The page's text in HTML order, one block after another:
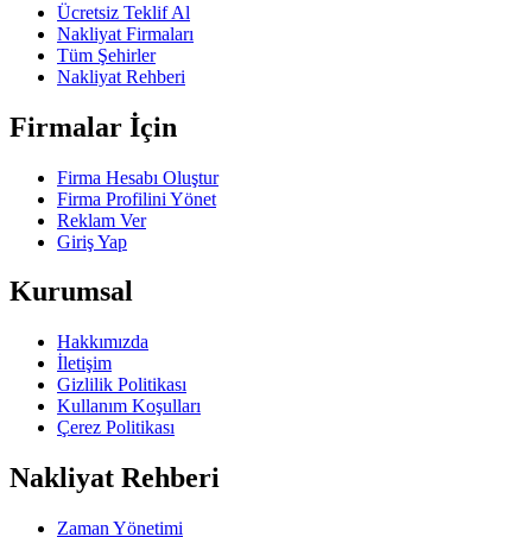
Ücretsiz Teklif Al
Nakliyat Firmaları
Tüm Şehirler
Nakliyat Rehberi
Firmalar İçin
Firma Hesabı Oluştur
Firma Profilini Yönet
Reklam Ver
Giriş Yap
Kurumsal
Hakkımızda
İletişim
Gizlilik Politikası
Kullanım Koşulları
Çerez Politikası
Nakliyat Rehberi
Zaman Yönetimi